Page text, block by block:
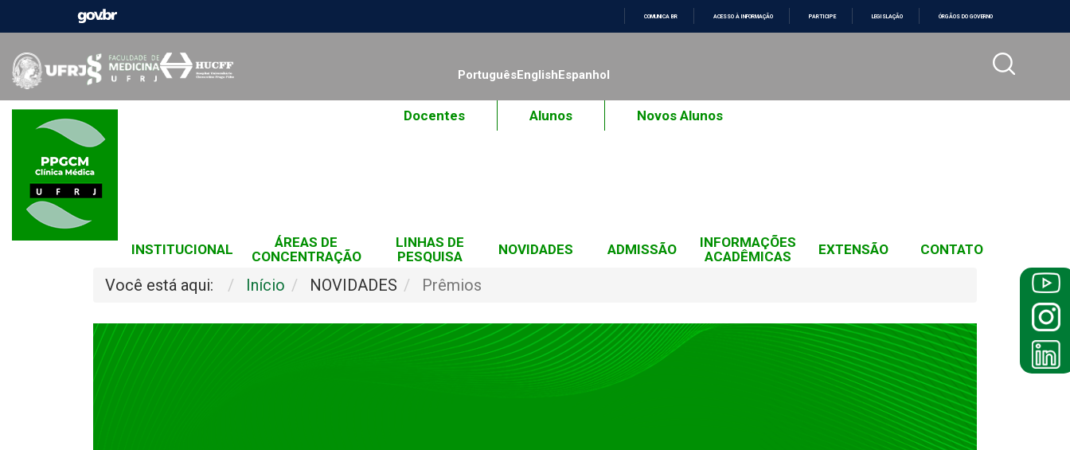
CONTEÚDO
COMUNICA BR ACESSO À INFORMAÇÃO PARTICIPE LEGISLAÇÃO ÓRGÃOS DO GOVERNO
PortuguêsEnglishEspanhol
Docentes Alunos Novos Alunos
INSTITUCIONAL
ÁREAS DE
CONCENTRAÇÃO
LINHAS DE
PESQUISA
NOVIDADES ADMISSÃO
INFORMAÇÕES
ACADÊMICAS
EXTENSÃO CONTATO
Você está aqui: Início NOVIDADES Prêmios